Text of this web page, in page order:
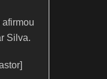
Silva.